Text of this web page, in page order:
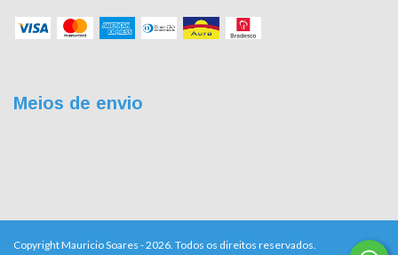
Meios de envio
Copyright Mauricio Soares - 2026. Todos os direitos reservados.